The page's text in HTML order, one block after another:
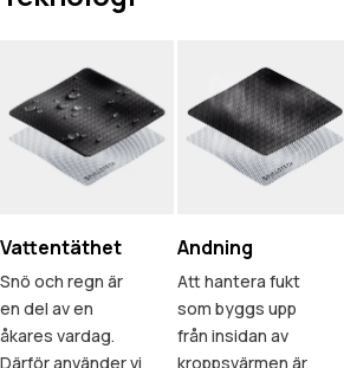
Vattentäthet
Snö och regn är
en del av en
åkares vardag.
Därför använder vi
Andning
Att hantera fukt
som byggs upp
från insidan av
kroppsvärmen är